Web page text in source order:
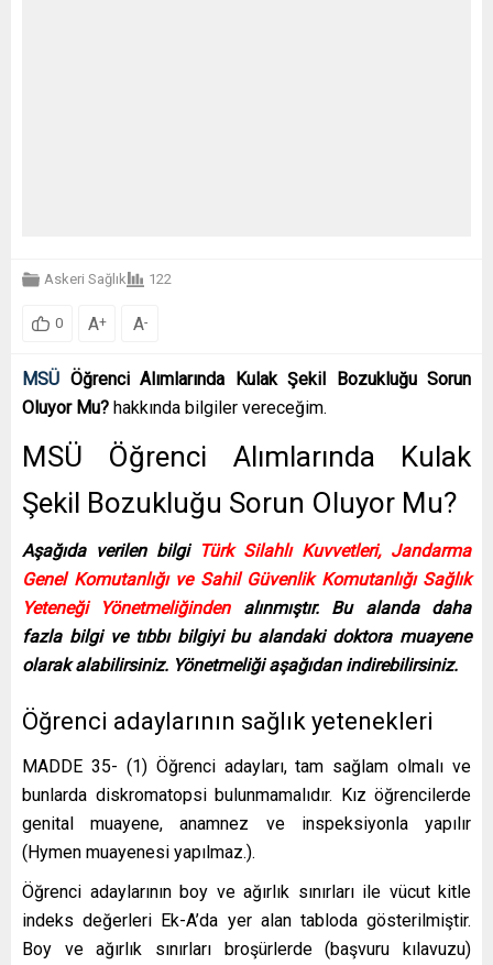
Askeri Sağlık 122
0 A+ A-
MSÜ Öğrenci Alımlarında Kulak Şekil Bozukluğu Sorun
Oluyor Mu? hakkında bilgiler vereceğim.
MSÜ Öğrenci Alımlarında Kulak
Şekil Bozukluğu Sorun Oluyor Mu?
Aşağıda verilen bilgi Türk Silahlı Kuvvetleri, Jandarma
Genel Komutanlığı ve Sahil Güvenlik Komutanlığı Sağlık
Yeteneği Yönetmeliğindenalınmıştır. Bu alanda daha
fazla bilgi ve tıbbı bilgiyi bu alandaki doktora muayene
olarak alabilirsiniz. Yönetmeliği aşağıdan indirebilirsiniz.
Öğrenci adaylarının sağlık yetenekleri
MADDE 35- (1) Öğrenci adayları, tam sağlam olmalı ve
bunlarda diskromatopsi bulunmamalıdır. Kız öğrencilerde
genital muayene, anamnez ve inspeksiyonla yapılır
(Hymen muayenesi yapılmaz.).
Öğrenci adaylarının boy ve ağırlık sınırları ile vücut kitle
indeks değerleri Ek-A’da yer alan tabloda gösterilmiştir.
Boy ve ağırlık sınırları broşürlerde (başvuru kılavuzu)